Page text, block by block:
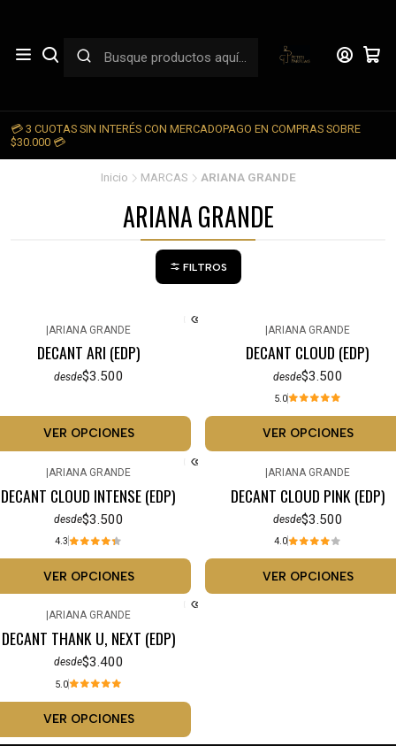
💳 3 CUOTAS SIN INTERÉS CON MERCADOPAGO EN COMPRAS SOBRE
$30.000 💳
Inicio MARCAS ARIANA GRANDE
ARIANA GRANDE
FILTROS
|ARIANA GRANDE
DECANT ARI (EDP)
desde$3.500
VER OPCIONES
|ARIANA GRANDE
DECANT CLOUD (EDP)
desde$3.500
5.0
VER OPCIONES
ARIANA GRANDE
DECANT CLOUD INTENSE (EDP)
desde$3.500
4.3
VER OPCIONES
ARIANA GRANDE
DECANT CLOUD PINK (EDP)
desde$3.500
4.0
VER OPCIONES
ARIANA GRANDE
DECANT THANK U, NEXT (EDP)
desde$3.400
5.0
VER OPCIONES